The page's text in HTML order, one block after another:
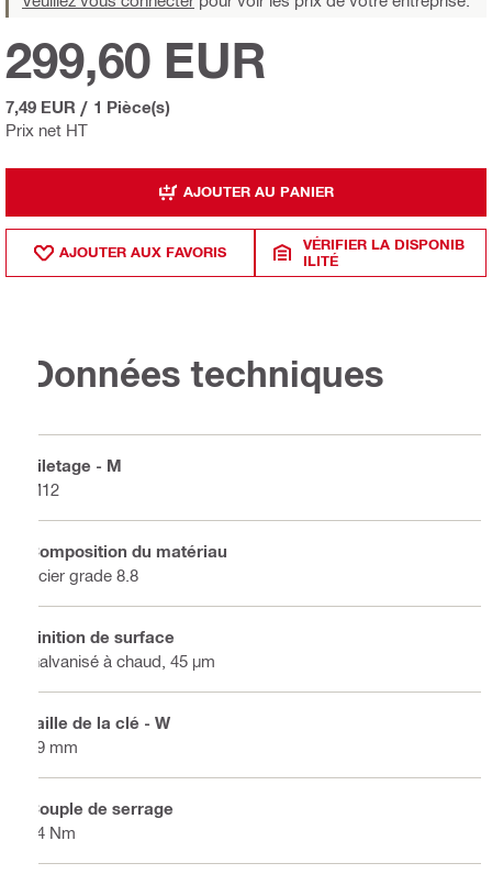
Prix net HT
299,60 EUR
7,49 EUR / 1 Pièce(s)
AJOUTER AU PANIER
AJOUTER AUX FAVORIS
VÉRIFIER LA DISPONIB
ILITÉ
Données techniques
Filetage - M
M12
Composition du matériau
Acier grade 8.8
Finition de surface
Galvanisé à chaud, 45 µm
Taille de la clé - W
19 mm
Couple de serrage
84 Nm